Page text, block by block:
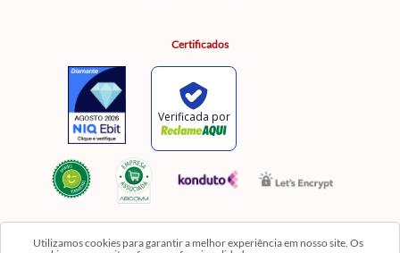
Utilizamos cookies para garantir a melhor experiência em nosso site. Os
Certificados